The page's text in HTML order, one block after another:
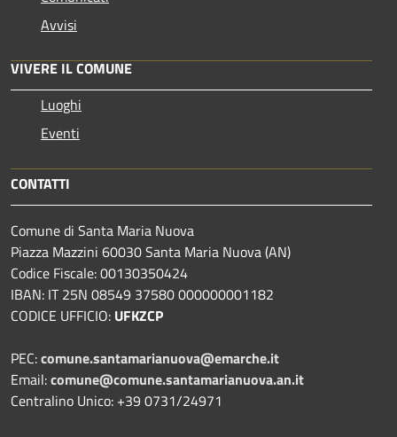
Avvisi
VIVERE IL COMUNE
Luoghi
Eventi
CONTATTI
Comune di Santa Maria Nuova
Piazza Mazzini 60030 Santa Maria Nuova (AN)
Codice Fiscale: 00130350424
IBAN: IT 25N 08549 37580 000000001182
CODICE UFFICIO: UFKZCP
PEC:comune.santamarianuova@emarche.it
Email:comune@comune.santamarianuova.an.it
Centralino Unico: +39 0731/24971